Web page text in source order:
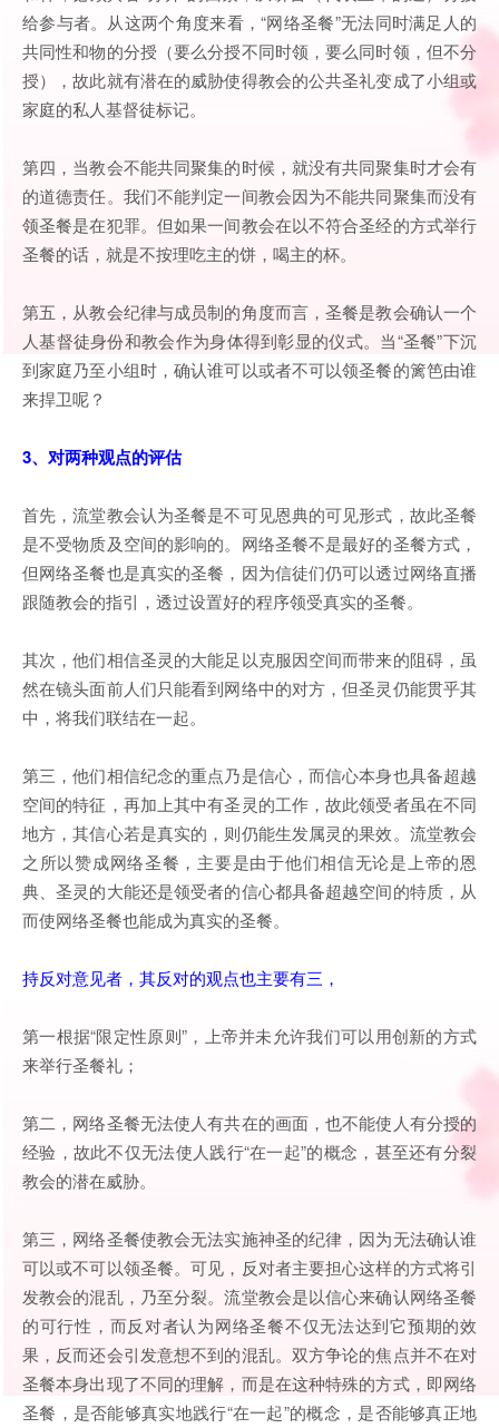
给参与者。从这两个角度来看，“网络圣餐”无法同时满足人的
共同性和物的分授（要么分授不同时领，要么同时领，但不分
授），故此就有潜在的威胁使得教会的公共圣礼变成了小组或
家庭的私人基督徒标记。
第四，当教会不能共同聚集的时候，就没有共同聚集时才会有
的道德责任。我们不能判定一间教会因为不能共同聚集而没有
领圣餐是在犯罪。但如果一间教会在以不符合圣经的方式举行
圣餐的话，就是不按理吃主的饼，喝主的杯。
第五，从教会纪律与成员制的角度而言，圣餐是教会确认一个
人基督徒身份和教会作为身体得到彰显的仪式。当“圣餐”下沉
到家庭乃至小组时，确认谁可以或者不可以领圣餐的篱笆由谁
来捍卫呢？
3、对两种观点的评估
首先，流堂教会认为圣餐是不可见恩典的可见形式，故此圣餐
是不受物质及空间的影响的。网络圣餐不是最好的圣餐方式，
但网络圣餐也是真实的圣餐，因为信徒们仍可以透过网络直播
跟随教会的指引，透过设置好的程序领受真实的圣餐。
其次，他们相信圣灵的大能足以克服因空间而带来的阻碍，虽
然在镜头面前人们只能看到网络中的对方，但圣灵仍能贯乎其
中，将我们联结在一起。
第三，他们相信纪念的重点乃是信心，而信心本身也具备超越
空间的特征，再加上其中有圣灵的工作，故此领受者虽在不同
地方，其信心若是真实的，则仍能生发属灵的果效。流堂教会
之所以赞成网络圣餐，主要是由于他们相信无论是上帝的恩
典、圣灵的大能还是领受者的信心都具备超越空间的特质，从
而使网络圣餐也能成为真实的圣餐。
持反对意见者，其反对的观点也主要有三，
第一根据“限定性原则”，上帝并未允许我们可以用创新的方式
来举行圣餐礼；
第二，网络圣餐无法使人有共在的画面，也不能使人有分授的
经验，故此不仅无法使人践行“在一起”的概念，甚至还有分裂
教会的潜在威胁。
第三，网络圣餐使教会无法实施神圣的纪律，因为无法确认谁
可以或不可以领圣餐。可见，反对者主要担心这样的方式将引
发教会的混乱，乃至分裂。流堂教会是以信心来确认网络圣餐
的可行性，而反对者认为网络圣餐不仅无法达到它预期的效
果，反而还会引发意想不到的混乱。双方争论的焦点并不在对
圣餐本身出现了不同的理解，而是在这种特殊的方式，即网络
圣餐，是否能够真实地践行“在一起”的概念，是否能够真正地